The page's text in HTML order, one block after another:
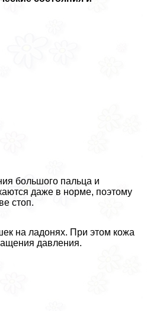
большого пальца и
даже в норме, поэтому
стоп.
на ладонях. При этом кожа
давления.